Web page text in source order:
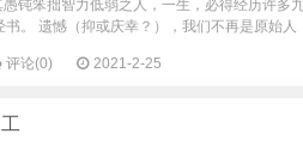
钝笨拙智力低弱之人，一生，必得经历许多
。 遗憾（抑或庆幸？），我们不再是原始
评论(0) 2021-2-25